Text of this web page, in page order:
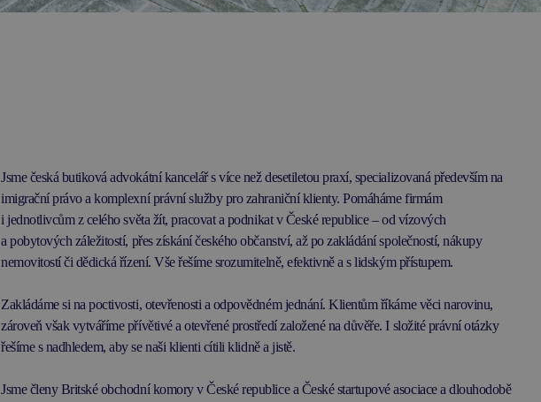
Jsme česká butiková advokátní kancelář s více než desetiletou praxí, specializovaná především na
imigrační právo a komplexní právní služby pro zahraniční klienty. Pomáháme firmám
i jednotlivcům z celého světa žít, pracovat a podnikat v České republice – od vízových
a pobytových záležitostí, přes získání českého občanství, až po zakládání společností, nákupy
nemovitostí či dědická řízení. Vše řešíme srozumitelně, efektivně a s lidským přístupem.
Zakládáme si na poctivosti, otevřenosti a odpovědném jednání. Klientům říkáme věci narovinu,
zároveň však vytváříme přívětivé a otevřené prostředí založené na důvěře. I složité právní otázky
řešíme s nadhledem, aby se naši klienti cítili klidně a jistě.
Jsme členy Britské obchodní komory v České republice a České startupové asociace a dlouhodobě